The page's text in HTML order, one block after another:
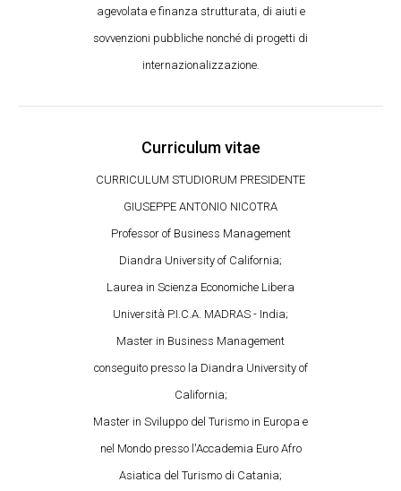
agevolata e finanza strutturata, di aiuti e
sovvenzioni pubbliche nonché di progetti di
internazionalizzazione.
Curriculum vitae
CURRICULUM STUDIORUM PRESIDENTE
GIUSEPPE ANTONIO NICOTRA
Professor of Business Management
Diandra University of California;
Laurea in Scienza Economiche Libera
Università P.I.C.A. MADRAS - India;
Master in Business Management
conseguito presso la Diandra University of
California;
Master in Sviluppo del Turismo in Europa e
nel Mondo presso l'Accademia Euro Afro
Asiatica del Turismo di Catania;